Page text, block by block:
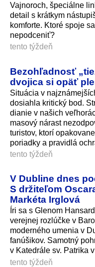
Vajnoroch, špeciálne
detail s krátkym
komforte. Ktoré spoje
nepodceniť?
tento týždeň
Bezohľadnosť
dvojica si opäť
Situácia v
dosiahla kritický bod.
dianie v našich
masový nárast
turistov, ktorí
poriadky a pravidlá
tento týždeň
V Dubline dnes
S držiteľom
Markéta Irglová
Íri sa s Glenom
verejnej rozlúčke v
moderného umenia v
fanúšikov. Samotný
v Katedrále sv. Patrika
tento týždeň